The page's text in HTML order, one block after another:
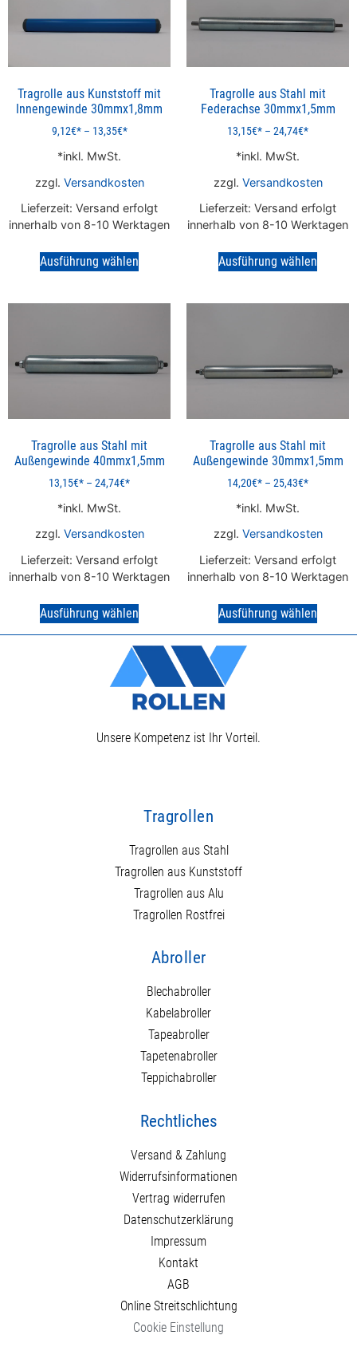
Tragrolle aus Kunststoff mit
Innengewinde 30mmx1,8mm
9,12€ – 13,35€
inkl. MwSt.
zzgl. Versandkosten
Lieferzeit: Versand erfolgt
innerhalb von 8-10 Werktagen
Ausführung wählen
Tragrolle aus Stahl mit
Federachse 30mmx1,5mm
13,15€ – 24,74€
inkl. MwSt.
zzgl. Versandkosten
Lieferzeit: Versand erfolgt
innerhalb von 8-10 Werktagen
Ausführung wählen
Tragrolle aus Stahl mit
Außengewinde 40mmx1,5mm
13,15€ – 24,74€
inkl. MwSt.
zzgl. Versandkosten
Lieferzeit: Versand erfolgt
innerhalb von 8-10 Werktagen
Ausführung wählen
Tragrolle aus Stahl mit
Außengewinde 30mmx1,5mm
14,20€ – 25,43€
inkl. MwSt.
zzgl. Versandkosten
Lieferzeit: Versand erfolgt
innerhalb von 8-10 Werktagen
Ausführung wählen
Unsere Kompetenz ist Ihr Vorteil.
Tragrollen
Tragrollen aus Stahl
Tragrollen aus Kunststoff
Tragrollen aus Alu
Tragrollen Rostfrei
Abroller
Blechabroller
Kabelabroller
Tapeabroller
Tapetenabroller
Teppichabroller
Rechtliches
Versand & Zahlung
Widerrufsinformationen
Vertrag widerrufen
Datenschutzerklärung
Impressum
Kontakt
AGB
Online Streitschlichtung
Cookie Einstellung